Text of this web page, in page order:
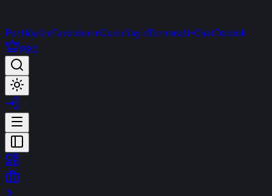
PortföyümFavorilerimCanlı YayınTerminalt-ChatDestek
PRO